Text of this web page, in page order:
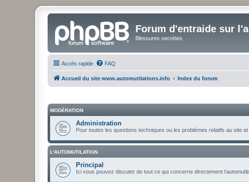
Forum d'entraide sur
Blessures secrètes
Accès rapide FAQ
Accueil du site www.automutilations.info Index du forum
MODÉRATION
Administration
Pour toutes les questions techniques ou les problèmes relatifs au site
L'AUTOMUTILATION
Principal
Ici vous pouvez discuter de tout ce qui concerne directement